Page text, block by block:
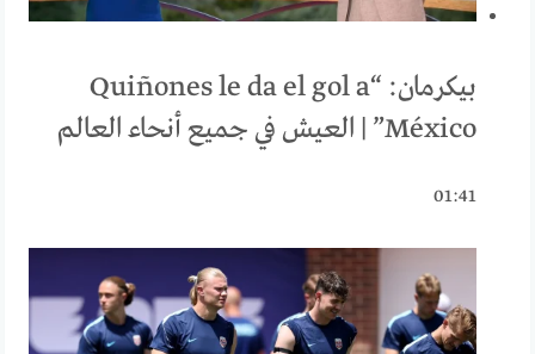
بيكرمان: “Quiñones le da el gol a
México” | العيش في جميع أنحاء العالم
01:41